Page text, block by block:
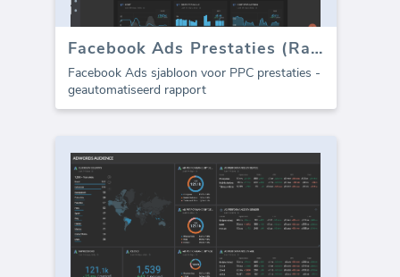
Facebook Ads Prestaties (Rapport)
Facebook Ads sjabloon voor PPC prestaties -
geautomatiseerd rapport